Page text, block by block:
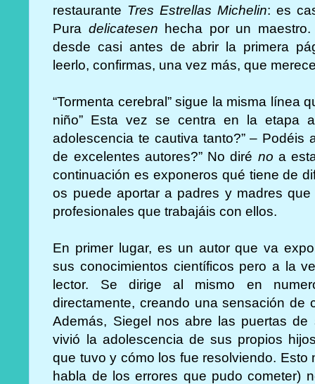
restaurante Tres Estrellas Michelin: es
Pura delicatesen hecha por un
desde casi antes de abrir la primera
leerlo, confirmas, una vez más, que
“Tormenta cerebral” sigue la misma línea
niño” Esta vez se centra en la etapa
adolescencia te cautiva tanto?” – Podéis
de excelentes autores?” No diré no a
continuación es exponeros qué tiene de
os puede aportar a padres y madres
profesionales que trabajáis con ellos.
En primer lugar, es un autor que va
sus conocimientos científicos pero a la
lector. Se dirige al mismo en
directamente, creando una sensación de
Además, Siegel nos abre las puertas
vivió la adolescencia de sus propios
que tuvo y cómo los fue resolviendo.
habla de los errores que pudo cometer)